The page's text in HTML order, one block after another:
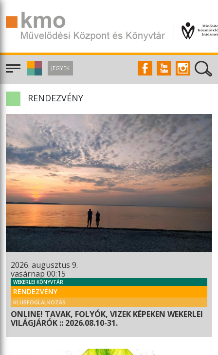
JEGYEK
RENDEZVÉNY
2026. augusztus 9.
vasárnap 00:15
WEKERLEI KÖNYVTÁR
RENDEZVÉNY
KLUBFOGLALKOZÁS
ONLINE! TAVAK, FOLYÓK, VIZEK KÉPEKEN WEKERLEI
VILÁGJÁRÓK :: 2026.08.10-31.